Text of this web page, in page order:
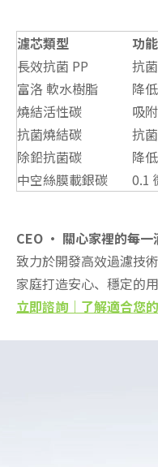
濾芯類型 功
長效抗菌 PP
抗
富洛 軟水樹脂
降
燒結活性碳
吸
抗菌燒結碳
抗
除鉛抗菌碳
降
中空絲膜載銀碳
0.1
CEO · 關心家裡的每一
致力於開發高效過濾技
家庭打造安心、穩定的用
立即諮詢｜了解適合您